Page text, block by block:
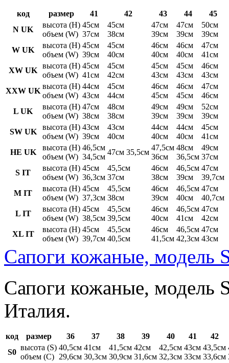
код размер 41 42 43 44
45
N UK
высота (H)
объем (W)
45см
37см
45см
38см
47см
39см
47см
39см
50см
39см
W UK
высота (H)
объем (W)
45см
39см
45см
40см
46см
40см
46см
40см
47см
41см
XW UK
высота (H)
объем (W)
45см
41см
45см
42см
45см
43см
45см
43см
46см
43см
XXW UK
высота (H)
объем (W)
44см
43см
45см
44см
46см
45см
46см
45см
47см
46см
L UK
высота (H)
объем (W)
47см
38см
48см
38см
49см
39см
49см
39см
52см
39см
SW UK
высота (H)
объем (W)
43см
39см
43см
40см
44см
40см
44см
40см
45см
41см
HE UK
высота (H)
объем (W)
46,5см
34,5см
47см 35,5см
47,5см
36см
48см
36,5см
49см
37см
S IT
высота (H)
объем (W)
45см
36,3см
45,5см
37см
46см
38см
46,5см
39см
47см
39,7см
M IT
высота (H)
объем (W)
45см
37,3см
45,5см
38см
46см
39см
46,5см
40см
47см
40,7см
L IT
высота (H)
объем (W)
45см
38,5см
45,5см
39,5см
46см
40см
46,5см
41см
47см
42см
XL IT
высота (H)
объем (W)
45см
39,7см
45,5см
40,5см
46см
41,5см
46,5см
42,3см
47см
43см
Сапоги кожаные, модель
Сапоги кожаные, модель
Италия.
код размер 36 37 38 39 40 41
42
S0
высота (S)
объем (C)
40,5см
29,6см
41см
30,3см
41,5см
30,9см
42см
31,6см
42,5см
32,3см
43см
33см
43,5см
33,6см